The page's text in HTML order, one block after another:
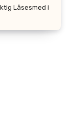
Låsesmed i